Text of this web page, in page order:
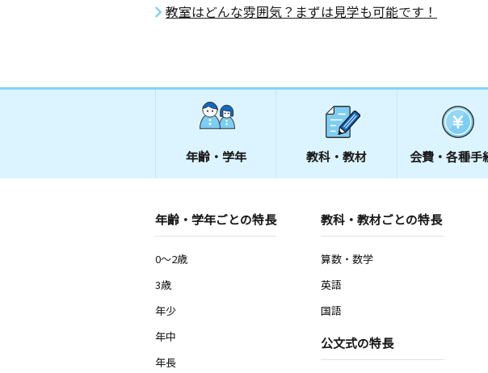
教室はどんな雰囲気？まずは見学も可能です！
年齢・学年 教科・教材 会費・ 各種手
年齢・学年ごとの特長
0～2歳
3歳
年少
年中
年長
教科・教材ごとの特長
算数・数学
英語
国語
公文式の特長